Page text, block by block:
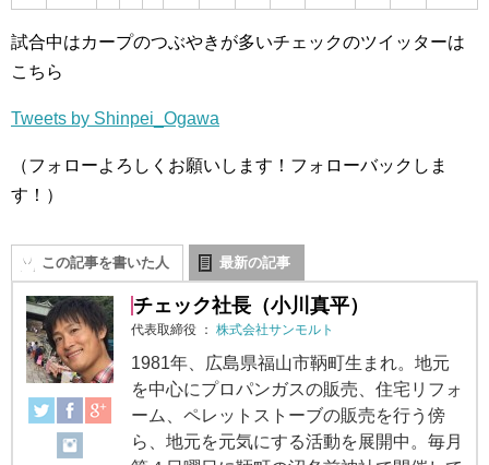
試合中はカープのつぶやきが多いチェックのツイッターは
こちら
Tweets by Shinpei_Ogawa
（フォローよろしくお願いします！フォローバックしま
す！）
この記事を書いた人 最新の記事
チェック社長（小川真平）
代表取締役 ： 株式会社サンモルト
1981年、広島県福山市鞆町生まれ。地元
を中心にプロパンガスの販売、住宅リフォ
ーム、ペレットストーブの販売を行う傍
ら、地元を元気にする活動を展開中。毎月